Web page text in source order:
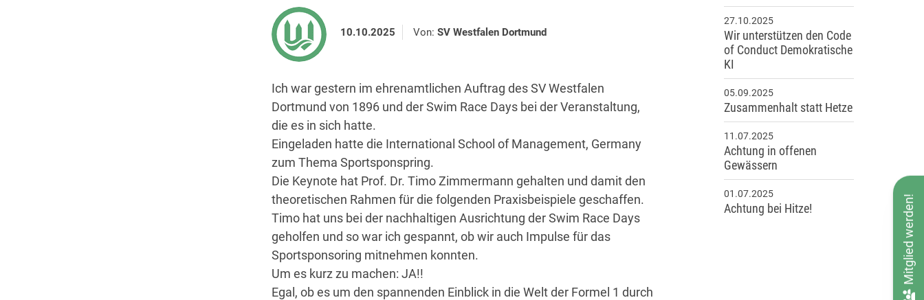
10.10.2025 Von: SV Westfalen Dortmund
Ich war gestern im ehrenamtlichen Auftrag des SV Westfalen
Dortmund von 1896 und der Swim Race Days bei der Veranstaltung,
die es in sich hatte.
Eingeladen hatte die International School of Management, Germany
zum Thema Sportsponspring.
Die Keynote hat Prof. Dr. Timo Zimmermann gehalten und damit den
theoretischen Rahmen für die folgenden Praxisbeispiele geschaffen.
Timo hat uns bei der nachhaltigen Ausrichtung der Swim Race Days
geholfen und so war ich gespannt, ob wir auch Impulse für das
Sportsponsoring mitnehmen konnten.
Um es kurz zu machen: JA!!
Egal, ob es um den spannenden Einblick in die Welt der Formel 1 durch
27.10.2025
Wir unterstützen den Code
of Conduct Demokratische
KI
05.09.2025
Zusammenhalt statt Hetze
11.07.2025
Achtung in offenen
Gewässern
01.07.2025
Achtung bei Hitze! Mitglied werden!